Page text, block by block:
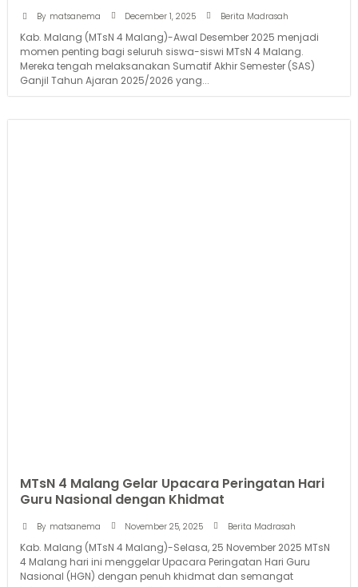
By matsanema December 1, 2025 Berita Madrasah
Kab. Malang (MTsN 4 Malang)-Awal Desember 2025 menjadi
momen penting bagi seluruh siswa-siswi MTsN 4 Malang.
Mereka tengah melaksanakan Sumatif Akhir Semester (SAS)
Ganjil Tahun Ajaran 2025/2026 yang...
MTsN 4 Malang Gelar Upacara Peringatan Hari
Guru Nasional dengan Khidmat
By matsanema November 25, 2025 Berita Madrasah
Kab. Malang (MTsN 4 Malang)-Selasa, 25 November 2025 MTsN
4 Malang hari ini menggelar Upacara Peringatan Hari Guru
Nasional (HGN) dengan penuh khidmat dan semangat